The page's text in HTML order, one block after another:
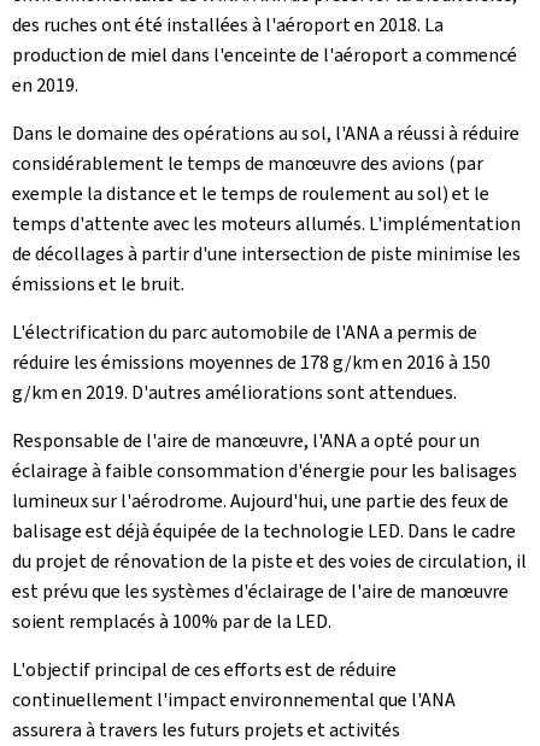
des ruches ont été installées à l'aéroport en 2018. La
production de miel dans l'enceinte de l'aéroport a commencé
en 2019.
Dans le domaine des opérations au sol, l'ANA a réussi à réduire
considérablement le temps de manœuvre des avions (par
exemple la distance et le temps de roulement au sol) et le
temps d'attente avec les moteurs allumés. L'implémentation
de décollages à partir d'une intersection de piste minimise les
émissions et le bruit.
L'électrification du parc automobile de l'ANA a permis de
réduire les émissions moyennes de 178 g/km en 2016 à 150
g/km en 2019. D'autres améliorations sont attendues.
Responsable de l'aire de manœuvre, l'ANA a opté pour un
éclairage à faible consommation d'énergie pour les balisages
lumineux sur l'aérodrome. Aujourd'hui, une partie des feux de
balisage est déjà équipée de la technologie LED. Dans le cadre
du projet de rénovation de la piste et des voies de circulation, il
est prévu que les systèmes d'éclairage de l'aire de manœuvre
soient remplacés à 100% par de la LED.
L'objectif principal de ces efforts est de réduire
continuellement l'impact environnemental que l'ANA
assurera à travers les futurs projets et activités